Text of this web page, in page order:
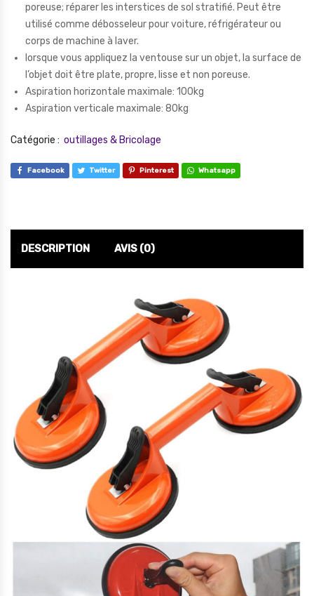
poreuse; réparer les interstices de sol stratifié. Peut être
utilisé comme débosseleur pour voiture, réfrigérateur ou
corps de machine à laver.
lorsque vous appliquez la ventouse sur un objet, la surface de
l’objet doit être plate, propre, lisse et non poreuse.
Aspiration horizontale maximale: 100kg
Aspiration verticale maximale: 80kg
Catégorie : outillages & Bricolage
Facebook Twitter Pinterest Whatsapp
DESCRIPTION AVIS (0)